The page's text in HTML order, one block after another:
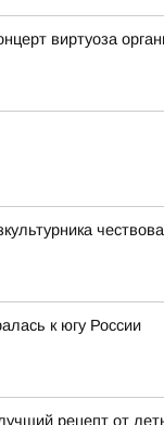
виртуоза
к югу России
рецепт от